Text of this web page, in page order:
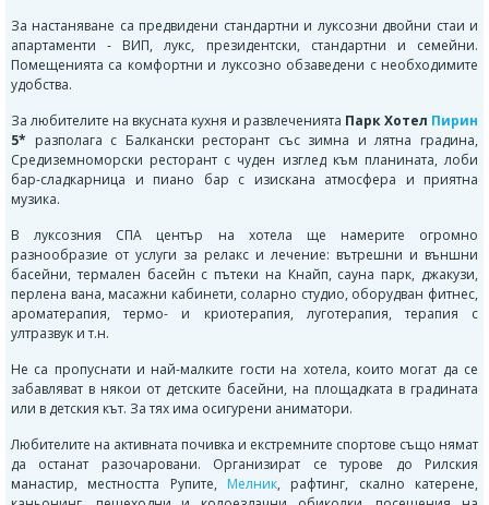
За настаняване са предвидени стандартни и луксозни двойни стаи и
апартаменти - ВИП, лукс, президентски, стандартни и семейни.
Помещенията са комфортни и луксозно обзаведени с необходимите
удобства.
За любителите на вкусната кухня и развлеченията Парк Хотел Пирин
5* разполага с Балкански ресторант със зимна и лятна градина,
Средиземноморски ресторант с чуден изглед към планината, лоби
бар-сладкарница и пиано бар с изискана атмосфера и приятна
музика.
В луксозния СПА център на хотела ще намерите огромно
разнообразие от услуги за релакс и лечение: вътрешни и външни
басейни, термален басейн с пътеки на Кнайп, сауна парк, джакузи,
перлена вана, масажни кабинети, соларно студио, оборудван фитнес,
ароматерапия, термо- и криотерапия, луготерапия, терапия с
ултразвук и т.н.
Не са пропуснати и най-малките гости на хотела, които могат да се
забавляват в някои от детските басейни, на площадката в градината
или в детския кът. За тях има осигурени аниматори.
Любителите на активната почивка и екстремните спортове също нямат
да останат разочаровани. Организират се турове до Рилския
манастир, местността Рупите, Мелник, рафтинг, скално катерене,